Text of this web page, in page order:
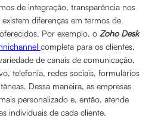
de integração, transparência nos
diferenças em termos de
Por exemplo, o Zoho Desk
completa para os clientes,
de canais de comunicação,
telefonia, redes sociais, formulários
Dessa maneira, as empresas
personalizado e, então, atende
individuais de cada cliente.